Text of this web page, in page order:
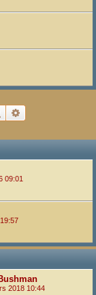
Rechercher
09:01
2018 10:44